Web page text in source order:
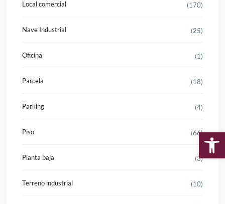
Local comercial (170)
Nave Industrial (25)
Oficina (1)
Parcela (18)
Parking (4)
Piso (66)
Planta baja (3)
Terreno industrial (10)